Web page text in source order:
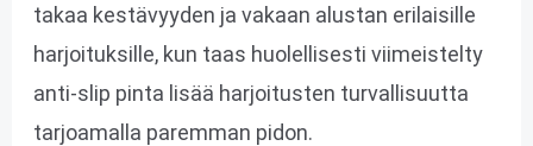
takaa kestävyyden ja vakaan alustan erilaisille
harjoituksille, kun taas huolellisesti viimeistelty
anti-slip pinta lisää harjoitusten turvallisuutta
tarjoamalla paremman pidon.